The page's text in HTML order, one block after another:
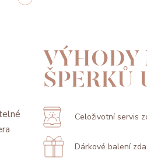
VÝHODY
ŠPERKŮ
Celoživotní servis
Dárkové balení